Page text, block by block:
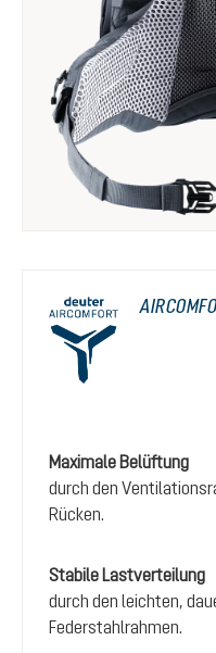
Maximale Belüftung
durch den
Rücken.
Stabile Lastverteilung
durch den leichten,
Federstahlrahmen.